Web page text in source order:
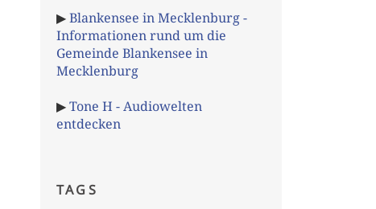
▶Blankensee in Mecklenburg -
Informationen rund um die
Gemeinde Blankensee in
Mecklenburg
▶Tone H - Audiowelten
entdecken
TAGS